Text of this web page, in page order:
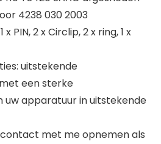
4238 030 2003
PIN, 2 x Circlip, 2 x ring, 1 x
uitstekende
een sterke
uw apparatuur in uitstekende
met me opnemen als